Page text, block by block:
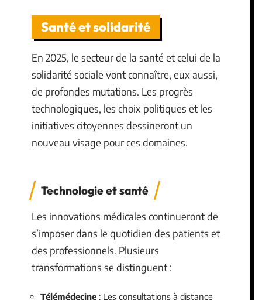
Santé et solidarité
En 2025, le secteur de la santé et celui de la
solidarité sociale vont connaître, eux aussi,
de profondes mutations. Les progrès
technologiques, les choix politiques et les
initiatives citoyennes dessineront un
nouveau visage pour ces domaines.
Technologie et santé
Les innovations médicales continueront de
s’imposer dans le quotidien des patients et
des professionnels. Plusieurs
transformations se distinguent :
Télémédecine : Les consultations à distance